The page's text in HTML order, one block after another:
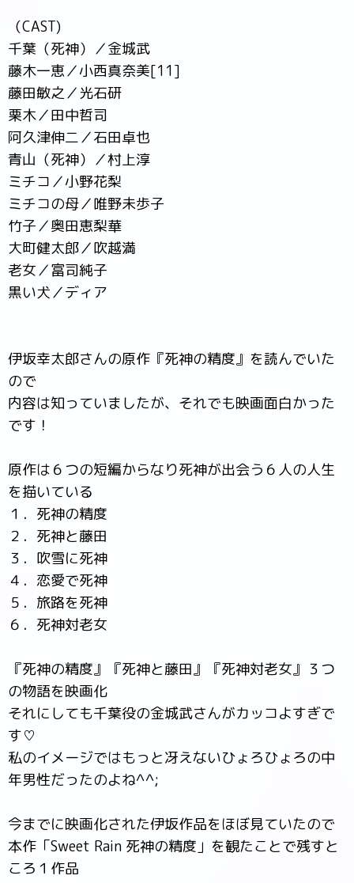
（CAST)
千葉（死神）／金城武
藤木一恵／小西真奈美[11]
藤田敏之／光石研
栗木／田中哲司
阿久津伸二／石田卓也
青山（死神）／村上淳
ミチコ／小野花梨
ミチコの母／唯野未歩子
竹子／奥田恵梨華
大町健太郎／吹越満
老女／富司純子
黒い犬／ディア
伊坂幸太郎さんの原作『死神の精度』を読んでいた
ので
内容は知っていましたが、それでも映画面白かった
です！
原作は６つの短編からなり死神が出会う６人の人生
を描いている
１．死神の精度
２．死神と藤田
３．吹雪に死神
４．恋愛で死神
５．旅路を死神
６．死神対老女
『死神の精度』『死神と藤田』『死神対老女』３つ
の物語を映画化
それにしても千葉役の金城武さんがカッコよすぎで
す♡
私のイメージではもっと冴えないひょろひょろの中
年男性だったのよね^^;
今までに映画化された伊坂作品をほぼ見ていたので
本作「Sweet Rain 死神の精度」を観たことで残すと
ころ１作品